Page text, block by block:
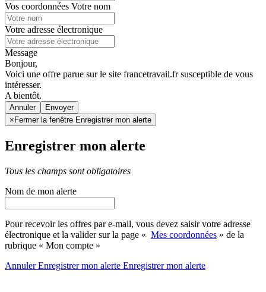
Vos coordonnées Votre nom
Votre adresse électronique
Message
Bonjour,
Voici une offre parue sur le site francetravail.fr susceptible de vous
intéresser.
A bientôt.
Annuler
× Fermer la fenêtre Enregistrer mon alerte
Enregistrer mon alerte
Tous les champs sont obligatoires
Nom de mon alerte
Pour recevoir les offres par e-mail, vous devez saisir votre adresse
électronique et la valider sur la page « Mes coordonnées » de la
rubrique « Mon compte »
AnnulerEnregistrer mon alerte Enregistrermon alerte